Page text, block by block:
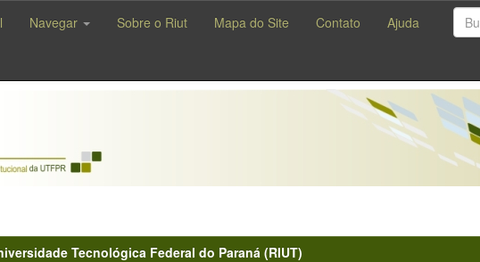
Navegar Sobre o Riut Mapa do Site Contato Ajuda
Tecnológica Federal do Paraná (RIUT)